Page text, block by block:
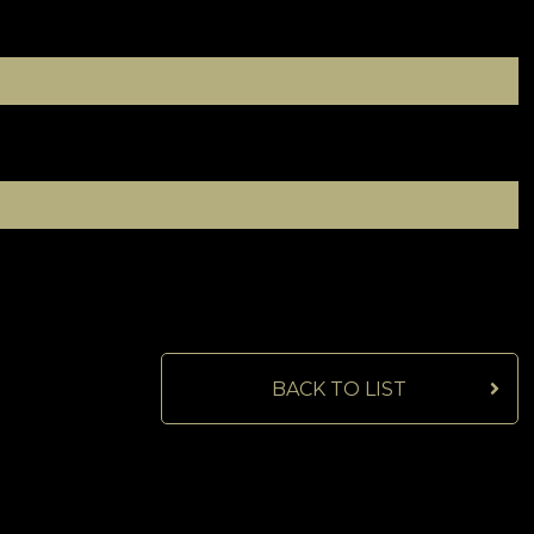
BACK TO LIST